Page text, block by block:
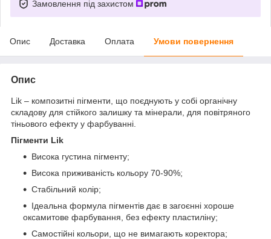
Замовлення під захистом
Опис Доставка Оплата Умови повернення
Опис
Lik – композитні пігменти, що поєднують у собі органічну
складову для стійкого залишку та мінерали, для повітряного
тіньового ефекту у фарбуванні.
Пігменти Lik
Висока густина пігменту;
Висока приживаність кольору 70-90%;
Стабільний колір;
Ідеальна формула пігментів дає в загоєнні хороше
оксамитове фарбування, без ефекту пластиліну;
Самостійні кольори, що не вимагають коректора;